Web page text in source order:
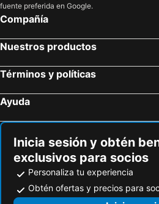
fuente preferida en Google.
Compañía
Nuestros productos
Términos y políticas
Ayuda
Inicia sesión y obtén
exclusivos para socios
Personaliza tu experiencia
Obtén ofertas y precios para